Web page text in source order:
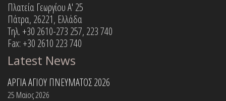
Πλατεία Γεωργίου Α' 25
Πάτρα, 26221, Ελλάδα
Τηλ. +30 2610-273 257, 223 740
Fax: +30 2610 223 740
Latest News
ΑΡΓΙΑ ΑΓΙΟΥ ΠΝΕΥΜΑΤΟΣ 2026
25 Μαϊος 2026